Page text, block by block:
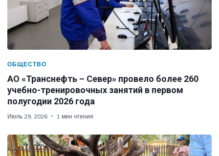
ОБЩЕСТВО
АО «Транснефть – Север» провело более 260
учебно-тренировочных занятий в первом
полугодии 2026 года
Июль 29, 2026 1 мин чтения